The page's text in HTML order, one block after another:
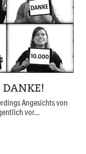
Angesichts von
vor...